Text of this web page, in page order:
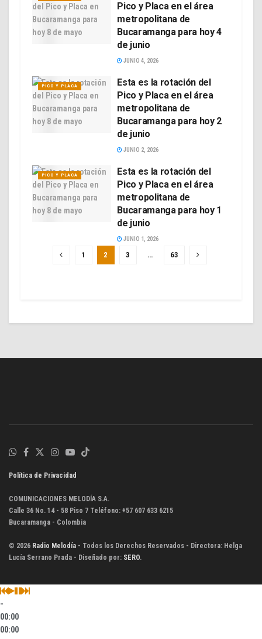
Pico y Placa en el área
metropolitana de
Bucaramanga para hoy 4
de junio
JUNIO 4, 2026
PICO Y PLACA
Esta es la rotación del
Pico y Placa en el área
metropolitana de
Bucaramanga para hoy 2
de junio
JUNIO 2, 2026
PICO Y PLACA
Esta es la rotación del
Pico y Placa en el área
metropolitana de
Bucaramanga para hoy 1
de junio
JUNIO 1, 2026
1 2 3 … 63
Política de Privacidad
COMUNICACIONES MELODÍA S.A.
Calle 36 No. 14 - 58 Piso 7 Teléfono: +57 607 633 6215
Bucaramanga - Colombia
© 2026 Radio Melodía - Todos los Derechos Reservados - Directora: Helga
Lucía Serrano Prada - Diseñado por: SERO.
-
00:00
00:00